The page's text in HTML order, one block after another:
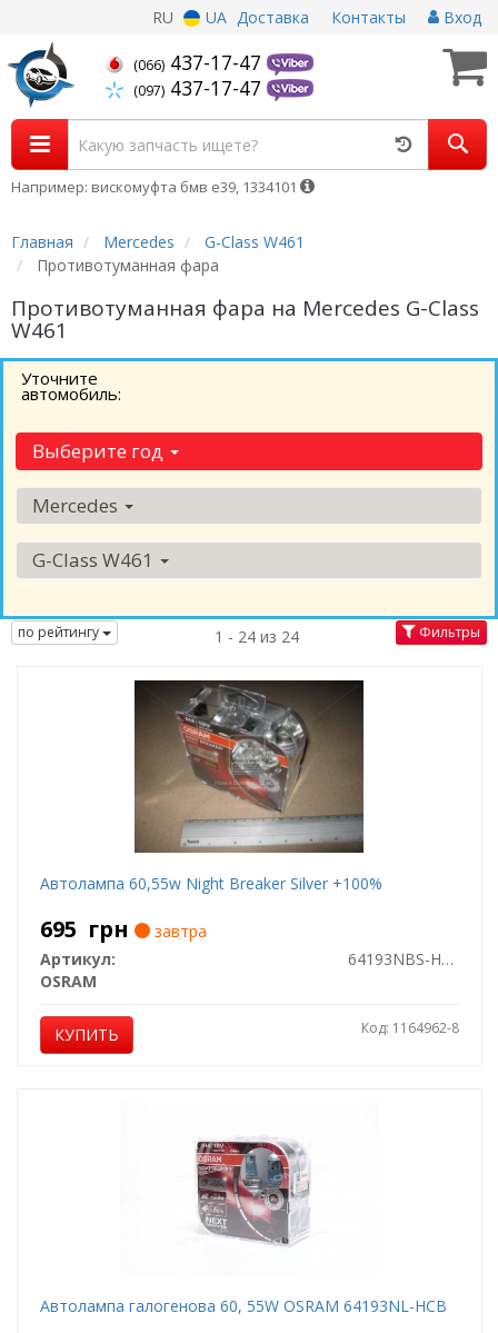
RU UA Доставка Контакты Вход
(066) 437-17-47
(097) 437-17-47
Например: вискомуфта бмв е39, 1334101
Главная Mercedes
G-Class W461
Противотуманная фара
Противотуманная фара на Mercedes G-Class
W461
Уточните
автомобиль:
Выберите год
Mercedes
G-Class W461
по рейтингу 1 - 24 из 24 Фильтры
Автолампа 60,55w Night Breaker Silver +100%
695 грн
завтра
Артикул:
64193NBS-HCB
OSRAM
КУПИТЬ Код: 1164962-8
Автолампа галогенова 60, 55W OSRAM 64193NL-HCB